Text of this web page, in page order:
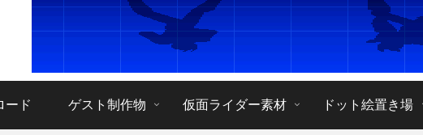
ード ゲスト制作物 仮面ライダー素材 ドット絵置き場